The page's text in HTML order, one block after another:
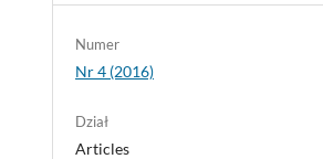
Numer
Nr 4 (2016)
Dział
Articles